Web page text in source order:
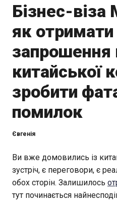
Бізнес-
як отримати
запрошення
китайської
зробити
помилок
Євгенія
Ви вже домовились із
зустріч, є переговори, є
обох сторін. Залишилось
тут починається